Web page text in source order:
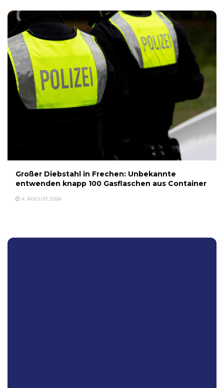
Großer Diebstahl in Frechen: Unbekannte
entwenden knapp 100 Gasflaschen aus Container
4. AUGUST 2026